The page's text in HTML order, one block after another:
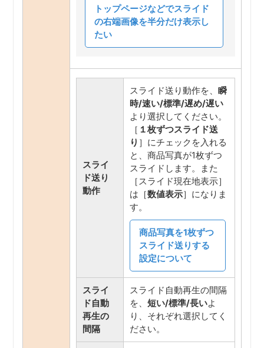
トップページなどでスライド
の右端画像を半分だけ表示し
たい
スライ
ド送り
動作
スライド送り動作を、 瞬
時/速い/標準/遅め/遅い
より選択してください。
［ １枚ずつスライド送
り ］にチェックを入れる
と、商品写真が1枚ずつ
スライドします。また
［スライド現在地表示］
は［数値表示］になりま
す。
商品写真を1枚ずつ
スライド送りする
設定について
スライ
ド自動
再生の
間隔
スライド自動再生の間隔
を、 短い/標準/長いよ
り、それぞれ選択してく
ださい。